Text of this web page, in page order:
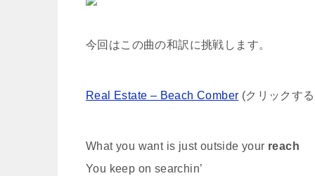
今回はこの曲の和訳に挑戦します。
Real Estate – Beach Comber (クリックす
What you want is just outside your reach
You keep on searchin’